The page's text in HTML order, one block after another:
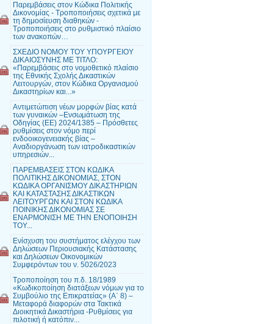
Παρεμβάσεις στον Κώδικα Πολιτικής
Δικονομίας - Τροποποιήσεις σχετικά με
τη δημοσίευση διαθηκών -
Τροποποιήσεις στο ρυθμιστικό πλαίσιο
των ανακοπών…
ΣΧΕΔΙΟ ΝΟΜΟΥ ΤΟΥ ΥΠΟΥΡΓΕΙΟΥ
ΔΙΚΑΙΟΣΥΝΗΣ ΜΕ ΤΙΤΛΟ:
«Παρεμβάσεις στο νομοθετικό πλαίσιο
της Εθνικής Σχολής Δικαστικών
Λειτουργών, στον Κώδικα Οργανισμού
Δικαστηρίων και...»
Αντιμετώπιση νέων μορφών βίας κατά
των γυναικών –Ενσωμάτωση της
Οδηγίας (ΕΕ) 2024/1385 – Πρόσθετες
ρυθμίσεις στον νόμο περί
ενδοοικογενειακής βίας –
Αναδιοργάνωση των ιατροδικαστικών
υπηρεσιών...
ΠΑΡΕΜΒΑΣΕΙΣ ΣΤΟΝ ΚΩΔΙΚΑ
ΠΟΛΙΤΙΚΗΣ ΔΙΚΟΝΟΜΙΑΣ, ΣΤΟΝ
ΚΩΔΙΚΑ ΟΡΓΑΝΙΣΜΟΥ ΔΙΚΑΣΤΗΡΙΩΝ
ΚΑΙ ΚΑΤΑΣΤΑΣΗΣ ΔΙΚΑΣΤΙΚΩΝ
ΛΕΙΤΟΥΡΓΩΝ ΚΑΙ ΣΤΟΝ ΚΩΔΙΚΑ
ΠΟΙΝΙΚΗΣ ΔΙΚΟΝΟΜΙΑΣ ΣΕ
ΕΝΑΡΜΟΝΙΣΗ ΜΕ ΤΗΝ ΕΝΟΠΟΙΗΣΗ
ΤΟΥ...
Ενίσχυση του συστήματος ελέγχου των
Δηλώσεων Περιουσιακής Κατάστασης
και Δηλώσεων Οικονομικών
Συμφερόντων του ν. 5026/2023
Τροποποίηση του π.δ. 18/1989
«Κωδικοποίηση διατάξεων νόμων για το
Συμβούλιο της Επικρατείας» (Α΄ 8) –
Μεταφορά διαφορών στα Τακτικά
Διοικητικά Δικαστήρια -Ρυθμίσεις για
πιλοτική ή κατόπιν...